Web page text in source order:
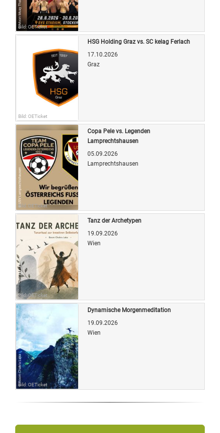
Bild: OETicket
Bild: OETicket
HSG Holding Graz vs. SC kelag Ferlach
17.10.2026
Graz
Bild: OETicket
Copa Pele vs. Legenden
Lamprechtshausen
05.09.2026
Lamprechtshausen
Bild: OETicket
Tanz der Archetypen
19.09.2026
Wien
Bild: OETicket
Dynamische Morgenmeditation
19.09.2026
Wien